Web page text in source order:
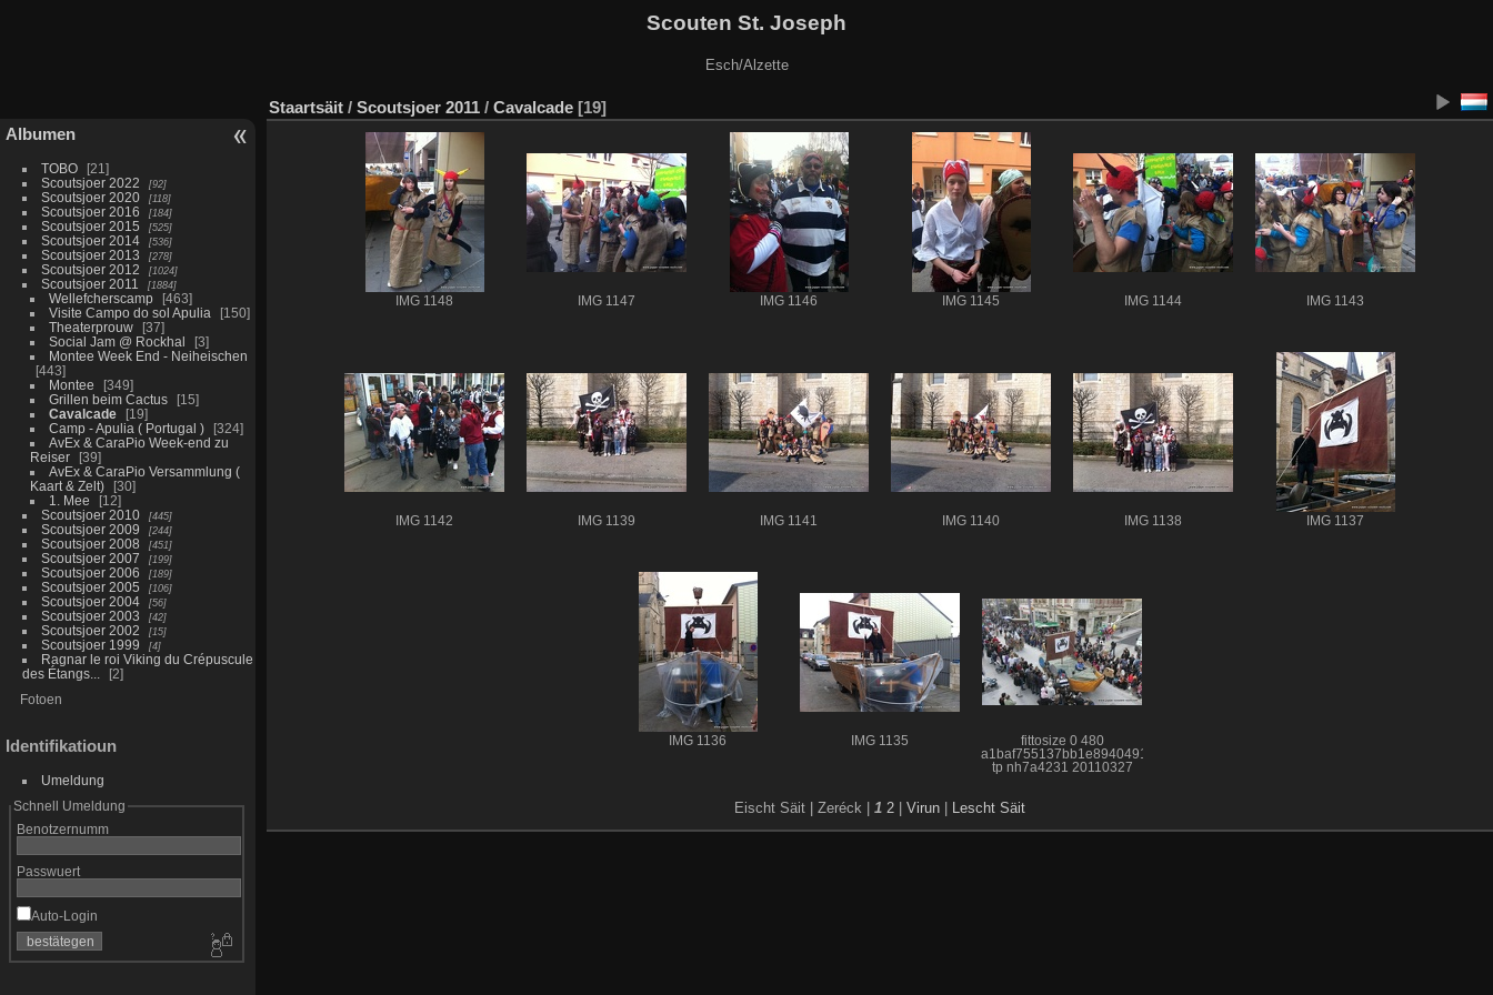
Scouten St. Joseph
Esch/Alzette
Albumen
TOBO
21
Scoutsjoer 2022
92
Scoutsjoer 2020 118
Scoutsjoer 2016 184
Scoutsjoer 2015 525
Scoutsjoer 2014 536
Scoutsjoer 2013 278
Scoutsjoer 2012 1024
Scoutsjoer 2011 1884
Wellefcherscamp
463
Visite Campo do sol Apulia
150
Theaterprouw
37
Social Jam @ Rockhal
3
Montee Week End - Neiheischen
443
Montee
349
Grillen beim Cactus
15
Cavalcade
19
Camp - Apulia ( Portugal )
324
AvEx & CaraPio Week-end zu
Reiser
39
AvEx & CaraPio Versammlung (
Kaart & Zelt)
30
1. Mee
12
Scoutsjoer 2010
445
Scoutsjoer 2009 244
Scoutsjoer 2008 451
Scoutsjoer 2007 199
Scoutsjoer 2006 189
Scoutsjoer 2005 106
Scoutsjoer 2004 56
Scoutsjoer 2003 42
Scoutsjoer 2002 15
Scoutsjoer 1999 4
Ragnar le roi Viking du Crépuscule
des Étangs...
2
Fotoen
Identifikatioun
Umeldung
Schnell Umeldung
Benotzernumm
Passwuert
Auto-Login
Staartsäit / Scoutsjoer 2011 / Cavalcade 19
IMG 1148 IMG 1147 IMG 1146 IMG 1145 IMG 1144 IMG 1143
IMG 1142 IMG 1139 IMG 1141 IMG 1140 IMG 1138 IMG 1137
IMG 1136 IMG 1135
fittosize 0 480
a1baf755137bb1e8940491fb03944658
tp nh7a4231 20110327
Eischt Säit | Zeréck | 1 2 Virun Lescht Säit